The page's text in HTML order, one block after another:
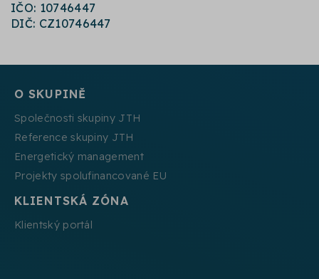
IČO: 10746447
DIČ: CZ10746447
O SKUPINĚ
Společnosti skupiny JTH
Reference skupiny JTH
Energetický management
Projekty spolufinancované EU
KLIENTSKÁ ZÓNA
Klientský portál